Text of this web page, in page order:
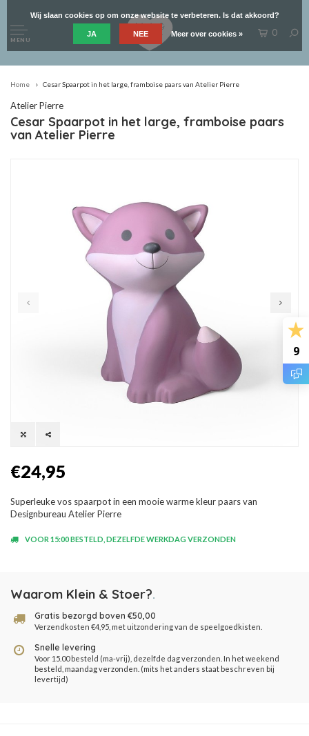
9
MENU
0
Home Cesar Spaarpot in het large, framboise paars van Atelier Pierre
Atelier Pierre
Cesar Spaarpot in het large, framboise paars
van Atelier Pierre
€24,95
Superleuke vos spaarpot in een mooie warme kleur paars van
Designbureau Atelier Pierre
VOOR 15:00 BESTELD, DEZELFDE WERKDAG VERZONDEN
Waarom Klein & Stoer?.
Gratis bezorgd boven €50,00
Verzendkosten €4,95, met uitzondering van de speelgoedkisten.
Snelle levering
Voor 15.00 besteld (ma-vrij), dezelfde dag verzonden. In het weekend
besteld, maandag verzonden. (mits het anders staat beschreven bij
levertijd)
Wij slaan cookies op om onze website te verbeteren. Is dat akkoord?
JA NEE Meer over cookies »